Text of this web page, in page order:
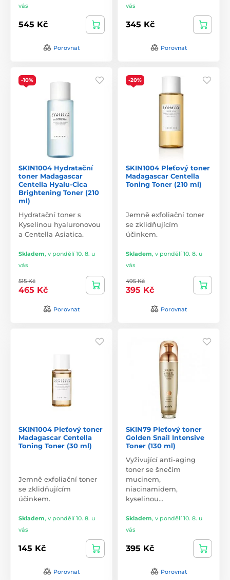
vás
545 Kč
Porovnat
vás
345 Kč
Porovnat
-10%
SKIN1004 Hydratační
toner Madagascar
Centella Hyalu-Cica
Brightening Toner (210
ml)
Hydratační toner s
Kyselinou hyaluronovou
a Centella Asiatica.
Skladem, v pondělí 10. 8. u
vás
515 Kč
465 Kč
Porovnat
-20%
SKIN1004 Pleťový toner
Madagascar Centella
Toning Toner (210 ml)
Jemně exfoliační toner
se zklidňujícím
účinkem.
Skladem, v pondělí 10. 8. u
vás
495 Kč
395 Kč
Porovnat
SKIN1004 Pleťový toner
Madagascar Centella
Toning Toner (30 ml)
Jemně exfoliační toner
se zklidňujícím
účinkem.
Skladem, v pondělí 10. 8. u
vás
145 Kč
Porovnat
SKIN79 Pleťový toner
Golden Snail Intensive
Toner (130 ml)
Vyživující anti-aging
toner se šnečím
mucinem,
niacinamidem,
kyselinou…
Skladem, v pondělí 10. 8. u
vás
395 Kč
Porovnat